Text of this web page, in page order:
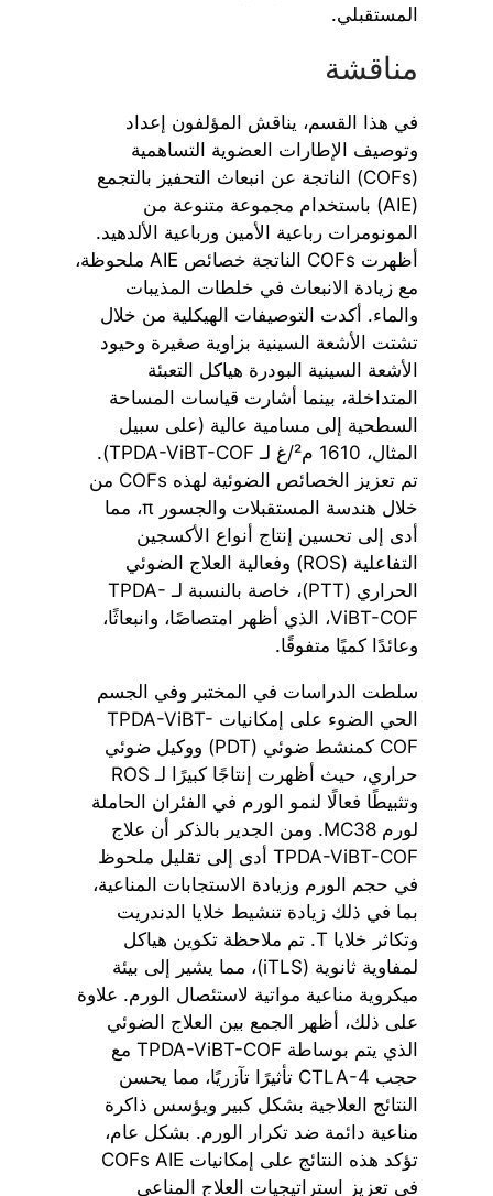
المستقبلي.
مناقشة
في هذا القسم، يناقش المؤلفون إعداد
وتوصيف الإطارات العضوية التساهمية
(COFs) الناتجة عن انبعاث التحفيز بالتجمع
(AIE) باستخدام مجموعة متنوعة من
المونومرات رباعية الأمين ورباعية الألدهيد.
أظهرت COFs الناتجة خصائص AIE ملحوظة،
مع زيادة الانبعاث في خلطات المذيبات
والماء. أكدت التوصيفات الهيكلية من خلال
تشتت الأشعة السينية بزاوية صغيرة وحيود
الأشعة السينية البودرة هياكل التعبئة
المتداخلة، بينما أشارت قياسات المساحة
السطحية إلى مسامية عالية (على سبيل
المثال، 1610 م²/غ لـ TPDA-ViBT-COF).
تم تعزيز الخصائص الضوئية لهذه COFs من
خلال هندسة المستقبلات والجسور π، مما
أدى إلى تحسين إنتاج أنواع الأكسجين
التفاعلية (ROS) وفعالية العلاج الضوئي
الحراري (PTT)، خاصة بالنسبة لـ TPDA-
ViBT-COF، الذي أظهر امتصاصًا، وانبعاثًا،
وعائدًا كميًا متفوقًا.
سلطت الدراسات في المختبر وفي الجسم
الحي الضوء على إمكانيات TPDA-ViBT-
COF كمنشط ضوئي (PDT) ووكيل ضوئي
حراري، حيث أظهرت إنتاجًا كبيرًا لـ ROS
وتثبيطًا فعالًا لنمو الورم في الفئران الحاملة
لورم MC38. ومن الجدير بالذكر أن علاج
TPDA-ViBT-COF أدى إلى تقليل ملحوظ
في حجم الورم وزيادة الاستجابات المناعية،
بما في ذلك زيادة تنشيط خلايا الدندريت
وتكاثر خلايا T. تم ملاحظة تكوين هياكل
لمفاوية ثانوية (iTLS)، مما يشير إلى بيئة
ميكروية مناعية مواتية لاستئصال الورم. علاوة
على ذلك، أظهر الجمع بين العلاج الضوئي
الذي يتم بوساطة TPDA-ViBT-COF مع
حجب CTLA-4 تأثيرًا تآزريًا، مما يحسن
النتائج العلاجية بشكل كبير ويؤسس ذاكرة
مناعية دائمة ضد تكرار الورم. بشكل عام،
تؤكد هذه النتائج على إمكانيات COFs AIE
في تعزيز استراتيجيات العلاج المناعي